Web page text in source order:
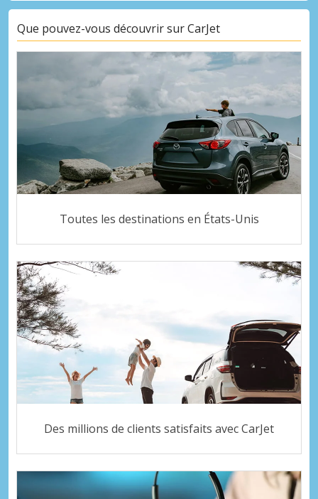
Que pouvez-vous découvrir sur CarJet
Toutes les destinations en États-Unis
Des millions de clients satisfaits avec CarJet